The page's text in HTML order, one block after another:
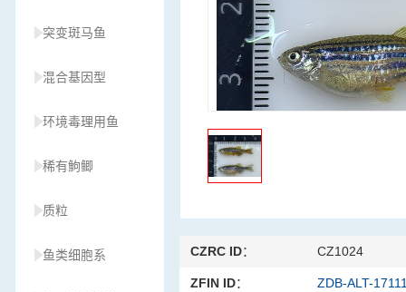
突变斑马鱼
混合基因型
环境毒理用鱼
稀有鮈鲫
质粒
鱼类细胞系 CZRC ID： CZ1024
ZFIN ID： ZDB-ALT-